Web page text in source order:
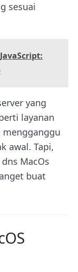
sesuai
yang
layanan
mengganggu
awal. Tapi,
MacOs
buat